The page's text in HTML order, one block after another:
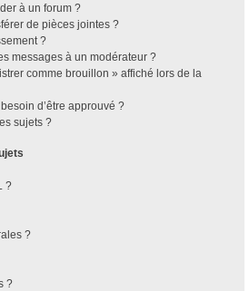
à un forum ?
de pièces jointes ?
?
messages à un modérateur ?
comme brouillon » affiché lors de la
d’être approuvé ?
sujets ?
?
?
?